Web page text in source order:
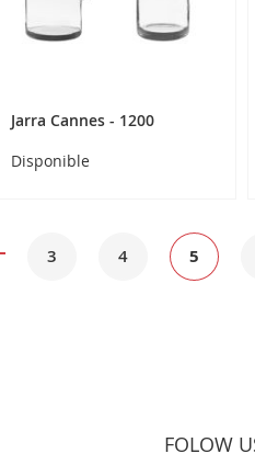
Jarra Cannes - 1200
Disponible
Página
3 Página
4 5
FOLOW